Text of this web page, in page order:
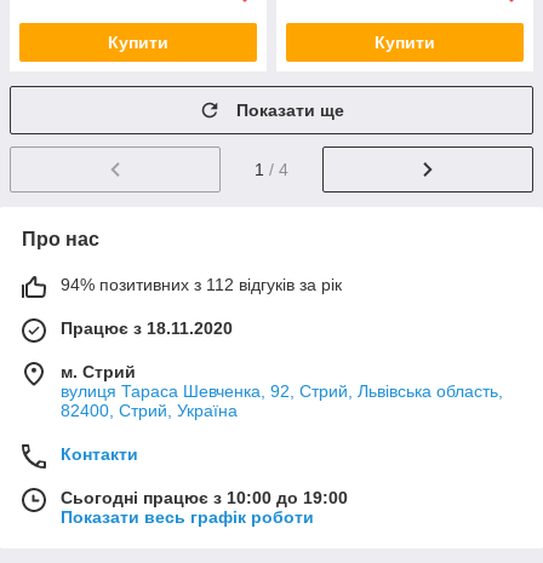
Купити Купити
Показати ще
1 / 4
Про нас
94% позитивних з 112 відгуків за рік
Працює з 18.11.2020
м. Стрий
вулиця Тараса Шевченка, 92, Стрий, Львівська область,
82400, Стрий, Україна
Контакти
Сьогодні працює з 10:00 до 19:00
Показати весь графік роботи